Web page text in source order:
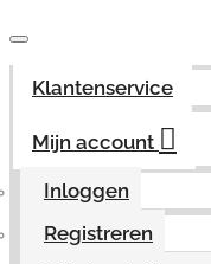
Klantenservice
Mijn account
Inloggen
Registreren